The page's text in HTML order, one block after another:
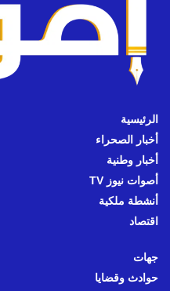
الرئيسية
أخبار الصحراء
أخبار وطنية
أصوات نيوز TV
أنشطة ملكية
اقتصاد
جهات
حوادث وقضايا